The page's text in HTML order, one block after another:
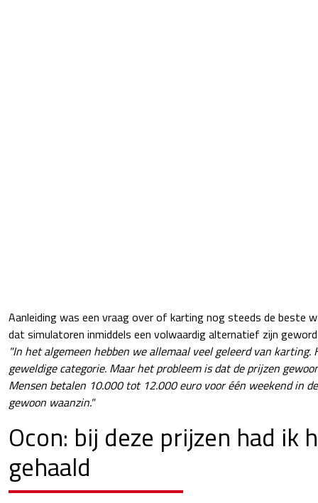
Aanleiding was een vraag over of karting nog steeds de beste
dat simulatoren inmiddels een volwaardig alternatief zijn
"In het algemeen hebben we allemaal veel geleerd van karting.
geweldige categorie. Maar het probleem is dat de prijzen
Mensen betalen 10.000 tot 12.000 euro voor één weekend in
gewoon waanzin."
Ocon: bij deze prijzen had ik
gehaald